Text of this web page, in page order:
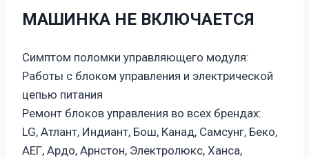
МАШИНКА НЕ ВКЛЮЧАЕТСЯ
Симптом поломки управляющего модуля:
Работы с блоком управления и электрической
цепью питания
Ремонт блоков управления во всех брендах:
LG, Атлант, Индиант, Бош, Канад, Самсунг, Беко,
АЕГ, Ардо, Арнстон, Электролюкс, Ханса,